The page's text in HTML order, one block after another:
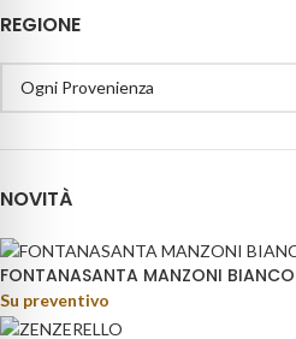
REGIONE
NOVITÀ
FONTANASANTA MANZONI BIANCO
Su preventivo